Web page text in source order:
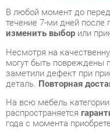
Несмотря на
могут быть повреждены
заметили дефект при
деталь.Повторная
На всю мебель категории
распространяется
года с момента
242 см- это качественное
соответствующее
стандарту.